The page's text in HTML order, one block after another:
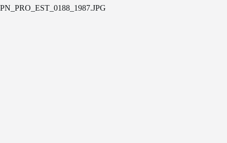
PN_PRO_EST_0188_1987.JPG